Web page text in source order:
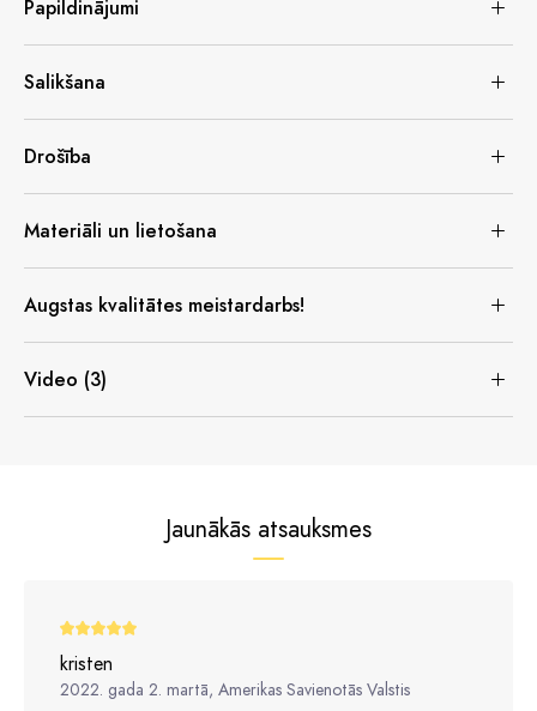
Papildinājumi
Salikšana
Drošība
Materiāli un lietošana
Augstas kvalitātes meistardarbs!
Video (3)
Jaunākās atsauksmes
kristen
2022. gada 2. martā, Amerikas Savienotās Valstis